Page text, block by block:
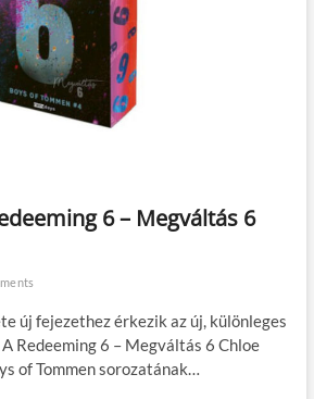
6 – Megváltás 6
új fejezethez érkezik az új, különleges
Redeeming 6 – Megváltás 6 Chloe
of Tommen sorozatának…